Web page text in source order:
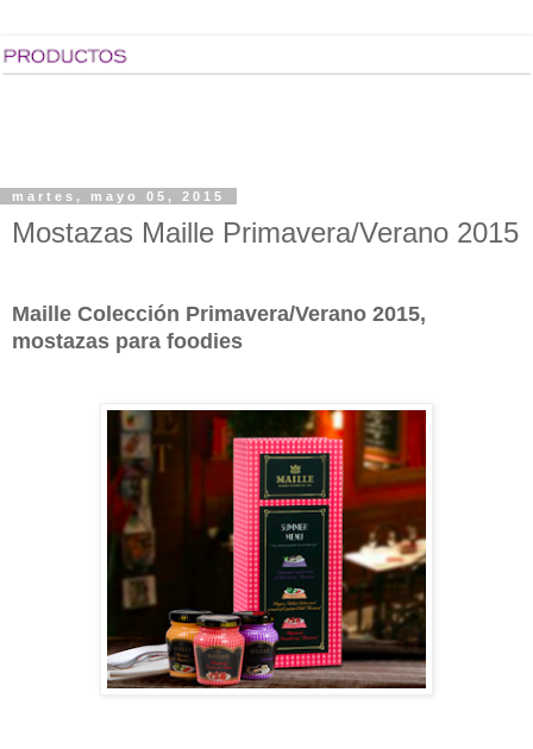
martes, mayo 05, 2015
Mostazas Maille Primavera/Verano 2015
Maille Colección Primavera/Verano 2015,
mostazas para foodies